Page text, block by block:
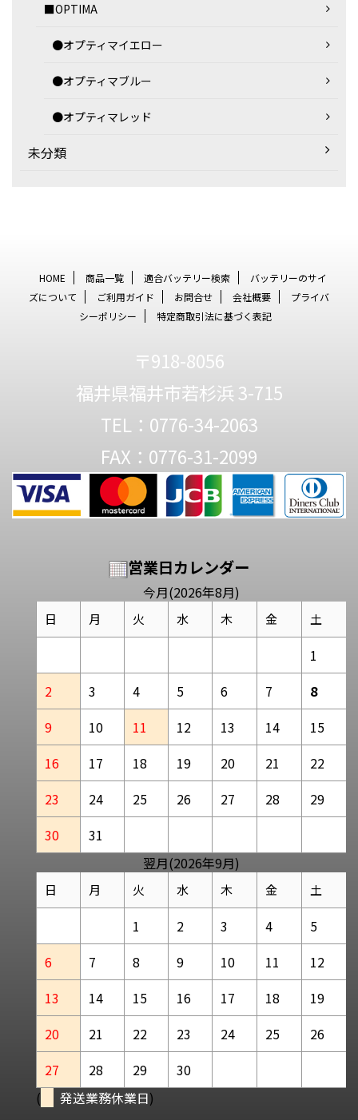
■OPTIMA
●オプティマイエロー
●オプティマブルー
●オプティマレッド
未分類
HOME 商品一覧 適合バッテリー検索
バッテリーのサイ
ズについて
ご利用ガイド お問合せ 会社概要
プライバ
シーポリシー
特定商取引法に基づく表記
〒918-8056
福井県福井市若杉浜 3-715
TEL：0776-34-2063
FAX：0776-31-2099
営業日カレンダー
今月(2026年8月)
日 月 火 水 木 金 土
1
2
3 4 5 6 7
8
9
10 11 12 13 14
15
16
17 18 19 20 21
22
23
24 25 26 27 28
29
30
31
翌月(2026年9月)
日 月 火 水 木 金 土
1 2 3 4
5
6
7 8 9 10 11
12
13
14 15 16 17 18
19
20
21 22 23 24 25
26
27
28 29
30
(
発送業務休業日)